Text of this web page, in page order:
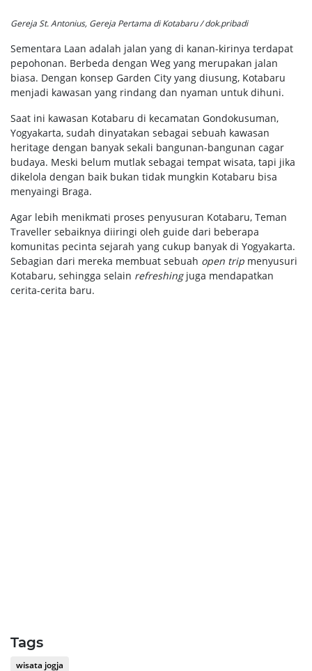
Gereja St. Antonius, Gereja Pertama di Kotabaru / dok.pribadi
Sementara Laan adalah jalan yang di kanan-kirinya terdapat
pepohonan. Berbeda dengan Weg yang merupakan jalan
biasa. Dengan konsep Garden City yang diusung, Kotabaru
menjadi kawasan yang rindang dan nyaman untuk dihuni.
Saat ini kawasan Kotabaru di kecamatan Gondokusuman,
Yogyakarta, sudah dinyatakan sebagai sebuah kawasan
heritage dengan banyak sekali bangunan-bangunan cagar
budaya. Meski belum mutlak sebagai tempat wisata, tapi jika
dikelola dengan baik bukan tidak mungkin Kotabaru bisa
menyaingi Braga.
Agar lebih menikmati proses penyusuran Kotabaru, Teman
Traveller sebaiknya diiringi oleh guide dari beberapa
komunitas pecinta sejarah yang cukup banyak di Yogyakarta.
Sebagian dari mereka membuat sebuah open trip menyusuri
Kotabaru, sehingga selain refreshingjuga mendapatkan
cerita-cerita baru.
Tags
wisata jogja